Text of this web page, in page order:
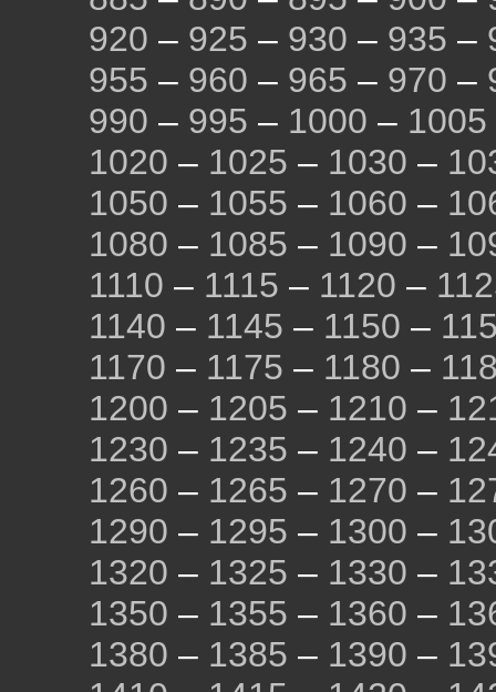
920 – 925 – 930 – 935 –
955 – 960 – 965 – 970 –
990 – 995 – 1000 – 1005
1020 – 1025 – 1030 –
1050 – 1055 – 1060 –
1080 – 1085 – 1090 –
1110 – 1115 – 1120 –
1140 – 1145 – 1150 –
1170 – 1175 – 1180 –
1200 – 1205 – 1210 –
1230 – 1235 – 1240 –
1260 – 1265 – 1270 –
1290 – 1295 – 1300 –
1320 – 1325 – 1330 –
1350 – 1355 – 1360 –
1380 – 1385 – 1390 –